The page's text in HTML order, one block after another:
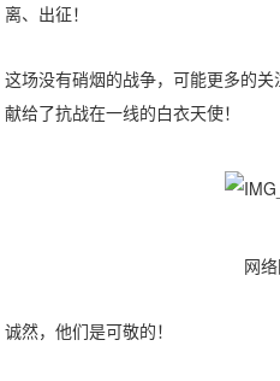
离、出征！
这场没有硝烟的战争，可能更多的
献给了抗战在一线的白衣天使！
网
诚然，他们是可敬的！